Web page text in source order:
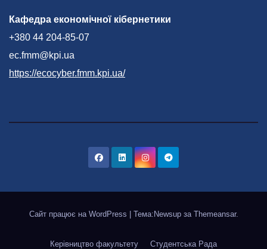
Кафедра економічної кібернетики
+380 44 204-85-07
ec.fmm@kpi.ua
https://ecocyber.fmm.kpi.ua/
Сайт працює на WordPress Тема:Newsup за Themeansar.
Керівництво факультету Студентська Рада